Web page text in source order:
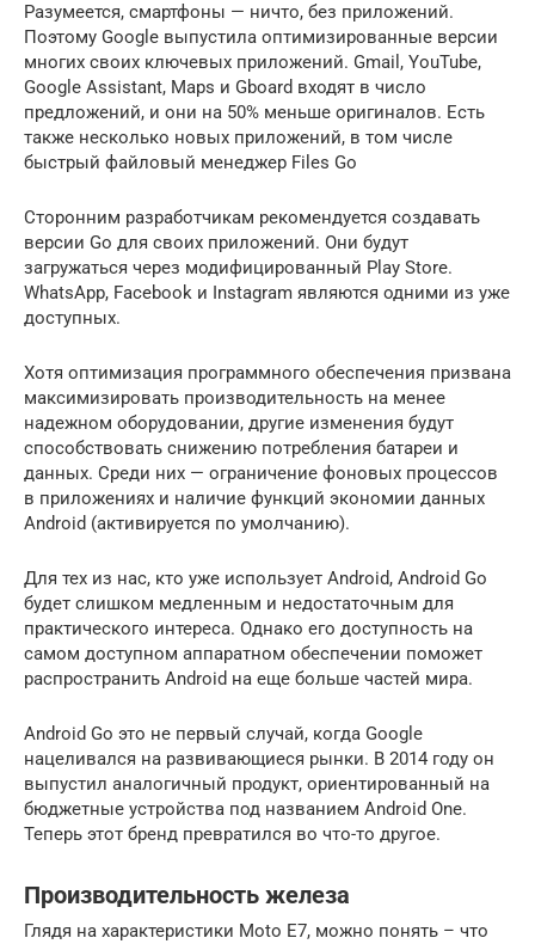
Разумеется, смартфоны — ничто, без приложений.
Поэтому Google выпустила оптимизированные версии
многих своих ключевых приложений. Gmail, YouTube,
Google Assistant, Maps и Gboard входят в число
предложений, и они на 50% меньше оригиналов. Есть
также несколько новых приложений, в том числе
быстрый файловый менеджер Files Go
Сторонним разработчикам рекомендуется создавать
версии Go для своих приложений. Они будут
загружаться через модифицированный Play Store.
WhatsApp, Facebook и Instagram являются одними из уже
доступных.
Хотя оптимизация программного обеспечения призвана
максимизировать производительность на менее
надежном оборудовании, другие изменения будут
способствовать снижению потребления батареи и
данных. Среди них — ограничение фоновых процессов
в приложениях и наличие функций экономии данных
Android (активируется по умолчанию).
Для тех из нас, кто уже использует Android, Android Go
будет слишком медленным и недостаточным для
практического интереса. Однако его доступность на
самом доступном аппаратном обеспечении поможет
распространить Android на еще больше частей мира.
Android Go это не первый случай, когда Google
нацеливался на развивающиеся рынки. В 2014 году он
выпустил аналогичный продукт, ориентированный на
бюджетные устройства под названием Android One.
Теперь этот бренд превратился во что-то другое.
Производительность железа
Глядя на характеристики Moto E7, можно понять – что